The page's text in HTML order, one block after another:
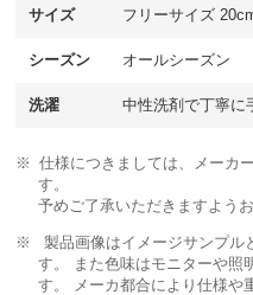
サイズ フリーサイズ
シーズン オールシーズン
洗濯 中性洗剤で丁寧に
仕様につきましては、メーカ
す。
予めご了承いただきますよう
製品画像はイメージサンプル
す。 また色味はモニターや照
す。 メーカ都合により仕様や